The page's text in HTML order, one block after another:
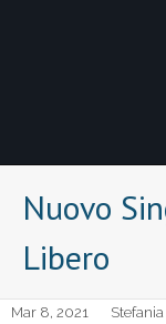
Nuovo
Libero
Mar 8, 2021